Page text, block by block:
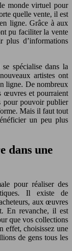
monde virtuel pour
quelle vente, il est
ligne. Grâce à aux
pu faciliter la vente
plus d’informations
spécialise dans la
artistes ont
ligne. De nombreux
œuvres et pourraient
pour pouvoir publier
Mais il faut tout
un peu plus
dans une
pour réaliser des
Il existe de
aux œuvres
En revanche, il est
que vos collections
effet, choisissez une
de gens tous les